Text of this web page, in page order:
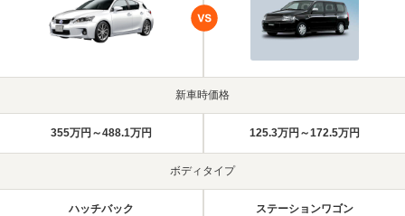
新車時価格
355万円～488.1万円 125.3万円～172.5万円
ボディタイプ
ハッチバック ステーションワゴン